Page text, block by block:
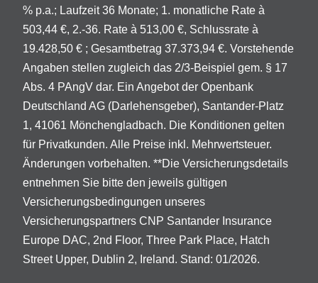
% p.a.; Laufzeit 36 Monate; 1. monatliche Rate à
503,44 €, 2.-36. Rate à 513,00 €, Schlussrate à
19.428,50 € ; Gesamtbetrag 37.373,94 €. Vorstehende
Angaben stellen zugleich das 2/3-Beispiel gem. § 17
Abs. 4 PAngV dar. Ein Angebot der Openbank
Deutschland AG (Darlehensgeber), Santander-Platz
1, 41061 Mönchengladbach. Die Konditionen gelten
für Privatkunden. Alle Preise inkl. Mehrwertsteuer.
Änderungen vorbehalten. **Die Versicherungsdetails
entnehmen Sie bitte den jeweils gültigen
Versicherungsbedingungen unseres
Versicherungspartners CNP Santander Insurance
Europe DAC, 2nd Floor, Three Park Place, Hatch
Street Upper, Dublin 2, Ireland. Stand: 01/2026.